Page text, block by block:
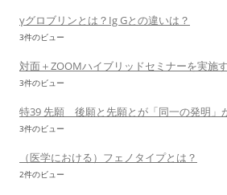
γグロブリンとは？Ig Gとの違いは？
3件のビュー
対面＋ZOOMハイブリッドセミナーを実施
3件のビュー
特39 先願 後願と先願とが「同一の発明」
3件のビュー
（医学における）フェノタイプとは？
2件のビュー